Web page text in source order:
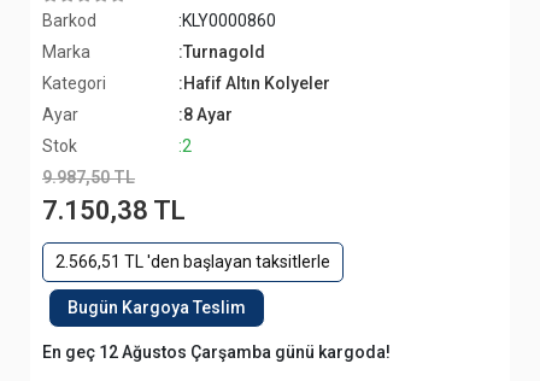
Barkod
:KLY0000860
Marka
:Turnagold
Kategori
:Hafif Altın Kolyeler
Ayar
:8 Ayar
Stok
:2
9.987,50 TL
7.150,38 TL
2.566,51 TL 'den başlayan taksitlerle
Bugün Kargoya Teslim
En geç 12 Ağustos Çarşamba günü kargoda!